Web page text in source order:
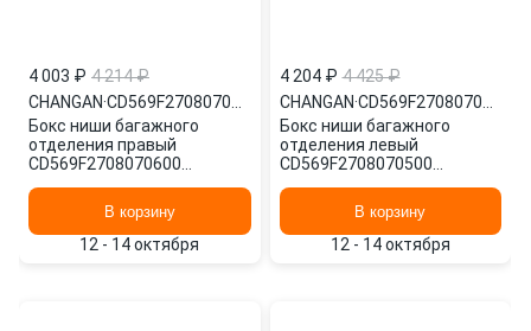
4 003 ₽ 4 214 ₽
CHANGAN·
Бокс ниши багажного
отделения правый
CD569F2708070600
В корзину
12 - 14 октября
4 204 ₽ 4 425 ₽
CHANGAN·
Бокс ниши багажного
отделения левый
CD569F2708070500
В корзину
12 - 14 октября